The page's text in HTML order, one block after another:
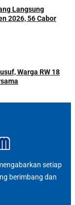
Langsung
2026, 56 Cabor
Warga RW 18
setiap
berimbang dan